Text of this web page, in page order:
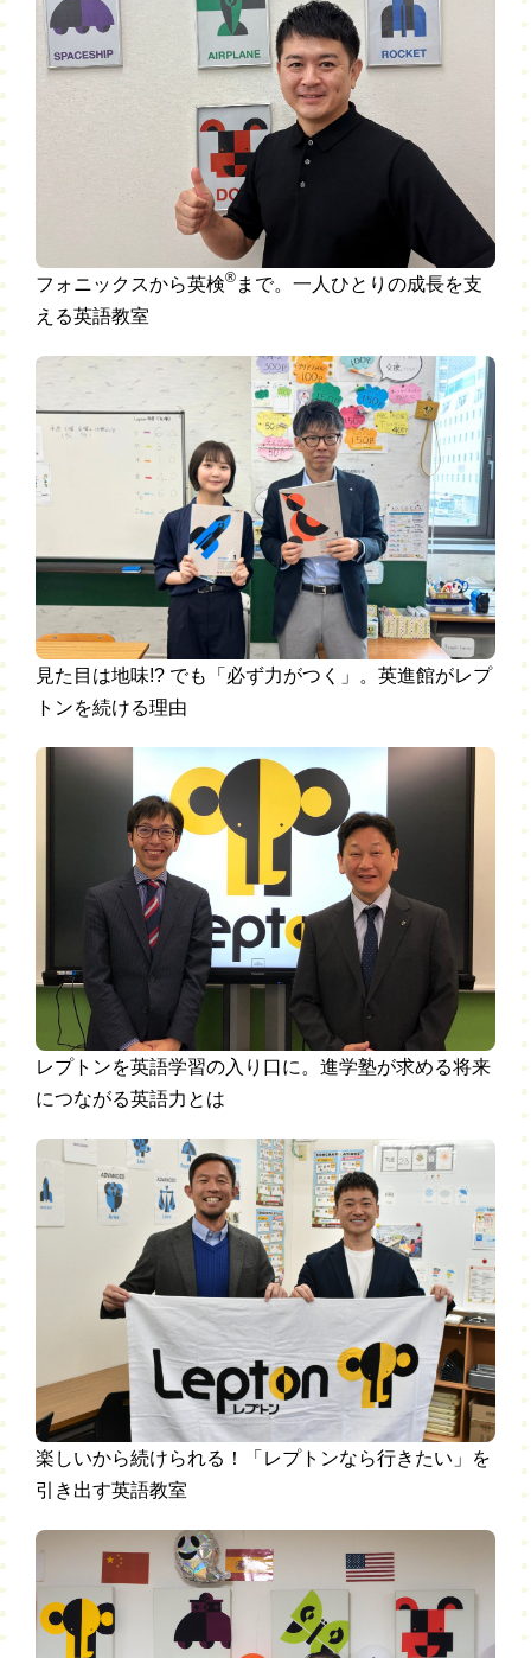
フォニックスから英検® まで。一人ひとりの成長を支
える英語教室
見た目は地味!? でも「必ず力がつく」。英進館がレプ
トンを続ける理由
レプトンを英語学習の入り口に。進学塾が求める将来
につながる英語力とは
楽しいから続けられる！「レプトンなら行きたい」を
引き出す英語教室